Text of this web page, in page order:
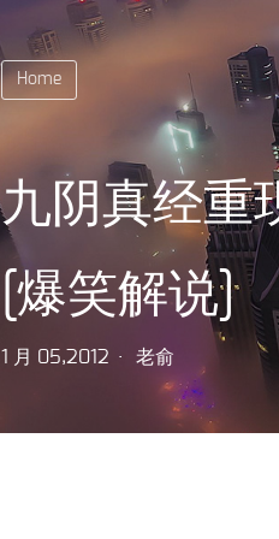
Home
九阴真经重
[爆笑解说]
1 月 05,2012 老俞